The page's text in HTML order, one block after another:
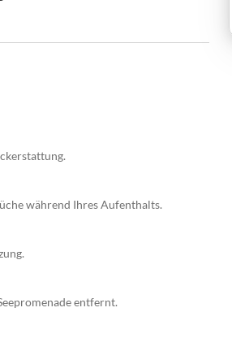
während Ihres Aufenthalts.
entfernt.